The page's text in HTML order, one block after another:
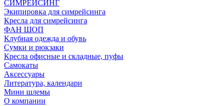
СИМРЕЙСИНГ
Экипировка для симрейсинга
Кресла для симрейсинга
ФАН ШОП
Клубная одежда и обувь
Сумки и рюкзаки
Кресла офисные и складные, пуфы
Самокаты
Аксессуары
Литература, календари
Мини шлемы
О компании